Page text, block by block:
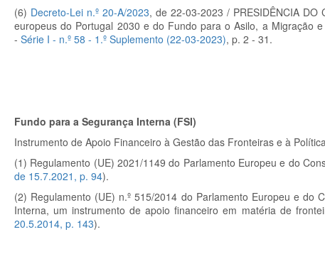
(6) Decreto-Lei n.º 20-A/2023, de 22-03-2023 / PRESIDÊNCIA DO
europeus do Portugal 2030 e do Fundo para o Asilo, a Migração
- Série I - n.º 58 - 1.º Suplemento (22-03-2023), p. 2 - 31.
Fundo para a Segurança Interna (FSI)
Instrumento de Apoio Financeiro à Gestão das Fronteiras e à
(1) Regulamento (UE) 2021/1149 do Parlamento Europeu e do
de 15.7.2021, p. 94).
(2) Regulamento (UE) n.º 515/2014 do Parlamento Europeu e do
Interna, um instrumento de apoio financeiro em matéria de
20.5.2014, p. 143).